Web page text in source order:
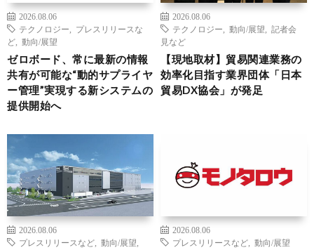
2026.08.06
テクノロジー
プレスリリースな
ど
動向/展望
ゼロボード、常に最新の情報
共有が可能な“動的サプライヤ
ー管理”実現する新システムの
提供開始へ
2026.08.06
テクノロジー
動向/展望
記者会
見など
【現地取材】貿易関連業務の
効率化目指す業界団体「日本
貿易DX協会」が発足
2026.08.06
プレスリリースなど
動向/展望
2026.08.06
プレスリリースなど
動向/展望